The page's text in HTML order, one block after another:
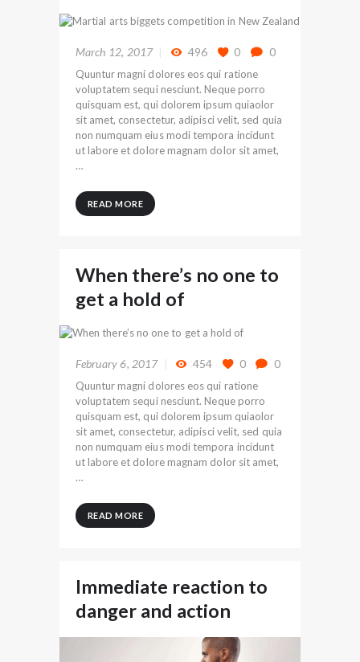
March 12, 2017 496 0 0
Quuntur magni dolores eos qui ratione
voluptatem sequi nesciunt. Neque porro
quisquam est, qui dolorem ipsum quiaolor
sit amet, consectetur, adipisci velit, sed quia
non numquam eius modi tempora incidunt
ut labore et dolore magnam dolor sit amet,
…
READ MORE
When there’s no one to
get a hold of
February 6, 2017 454 0 0
Quuntur magni dolores eos qui ratione
voluptatem sequi nesciunt. Neque porro
quisquam est, qui dolorem ipsum quiaolor
sit amet, consectetur, adipisci velit, sed quia
non numquam eius modi tempora incidunt
ut labore et dolore magnam dolor sit amet,
…
READ MORE
Immediate reaction to
danger and action